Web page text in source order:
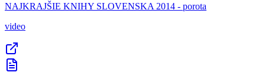
NAJKRAJŠIE KNIHY SLOVENSKA 2014 - porota
video